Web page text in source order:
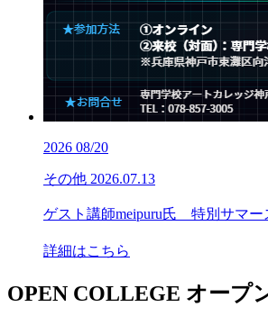
2026 08/20
その他 2026.07.13
ゲスト講師meipuru氏 特別サマー
詳細はこちら
OPEN COLLEGE オープ